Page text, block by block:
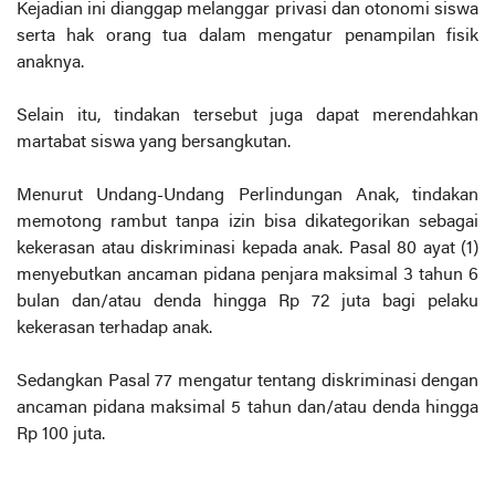
Kejadian ini dianggap melanggar privasi dan otonomi siswa
serta hak orang tua dalam mengatur penampilan fisik
anaknya.
Selain itu, tindakan tersebut juga dapat merendahkan
martabat siswa yang bersangkutan.
Menurut Undang-Undang Perlindungan Anak, tindakan
memotong rambut tanpa izin bisa dikategorikan sebagai
kekerasan atau diskriminasi kepada anak. Pasal 80 ayat (1)
menyebutkan ancaman pidana penjara maksimal 3 tahun 6
bulan dan/atau denda hingga Rp 72 juta bagi pelaku
kekerasan terhadap anak.
Sedangkan Pasal 77 mengatur tentang diskriminasi dengan
ancaman pidana maksimal 5 tahun dan/atau denda hingga
Rp 100 juta.